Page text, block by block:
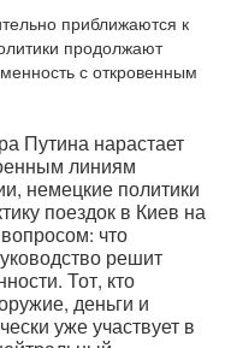
приближаются к
продолжают
с откровенным
Путина нарастает
линиям
немецкие политики
поездок в Киев на
что
решит
Тот, кто
деньги и
уже участвует в